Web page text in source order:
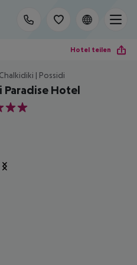
Hotel teilen
| Possidi
Paradise Hotel